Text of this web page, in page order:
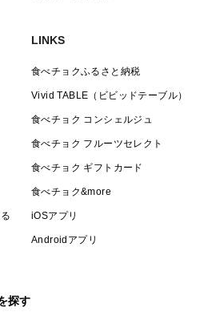
LINKS
食べチョクふるさと納税
Vivid TABLE（ビビッドテーブル）
食べチョク コンシェルジュ
食べチョク フルーツセレクト
食べチョク ギフトカード
食べチョク&more
iOSアプリ
Androidアプリ
探す